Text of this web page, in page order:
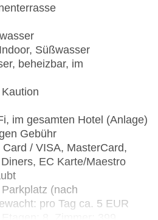
Süßwasser
beheizbar, im
im gesamten Hotel (Anlage)
Gebühr
/ VISA, MasterCard,
EC Karte/Maestro
(nach
pro Tag ca. 5 EUR